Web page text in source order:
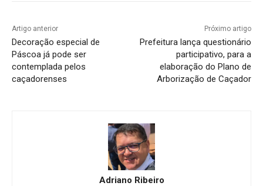
Artigo anterior
Decoração especial de
Páscoa já pode ser
contemplada pelos
caçadorenses
Próximo artigo
Prefeitura lança questionário
participativo, para a
elaboração do Plano de
Arborização de Caçador
Adriano Ribeiro